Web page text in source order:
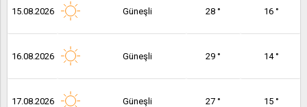
15.08.2026 Güneşli 28 ° 16 °
16.08.2026 Güneşli 29 ° 14 °
17.08.2026 Güneşli 27 ° 15 °